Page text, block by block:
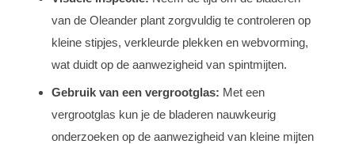
van de Oleander plant zorgvuldig te controleren op
kleine stipjes, verkleurde plekken en webvorming,
wat duidt op de aanwezigheid van spintmijten.
Gebruik van een vergrootglas: Met een
vergrootglas kun je de bladeren nauwkeurig
onderzoeken op de aanwezigheid van kleine mijten